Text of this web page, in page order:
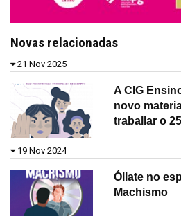
Novas relacionadas
21 Nov 2025
A CIG
novo
traballar o
19 Nov 2024
Óllate no
Machismo